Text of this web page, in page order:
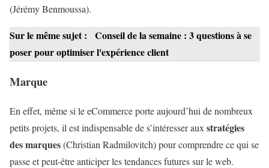
(Jérémy Benmoussa).
Sur le même sujet :
Conseil de la semaine : 3 questions à se
poser pour optimiser l'expérience client
Marque
En effet, même si le eCommerce porte aujourd’hui de nombreux
petits projets, il est indispensable de s’intéresser aux stratégies
des marques(Christian Radmilovitch) pour comprendre ce qui se
passe et peut-être anticiper les tendances futures sur le web.